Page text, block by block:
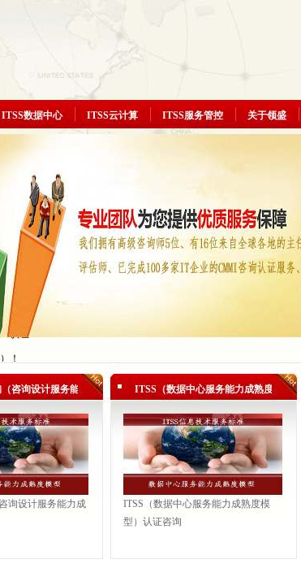
ITSS数据中心 ITSS云计算 ITSS服务管控 关于领盛
型）
认证
型）
认证
！
咨询设计服务能力成
询设计服务能力成
ITSS（数据中心服务能力成熟度模
ITSS（数据中心服务能力成熟度模
型）认证咨询